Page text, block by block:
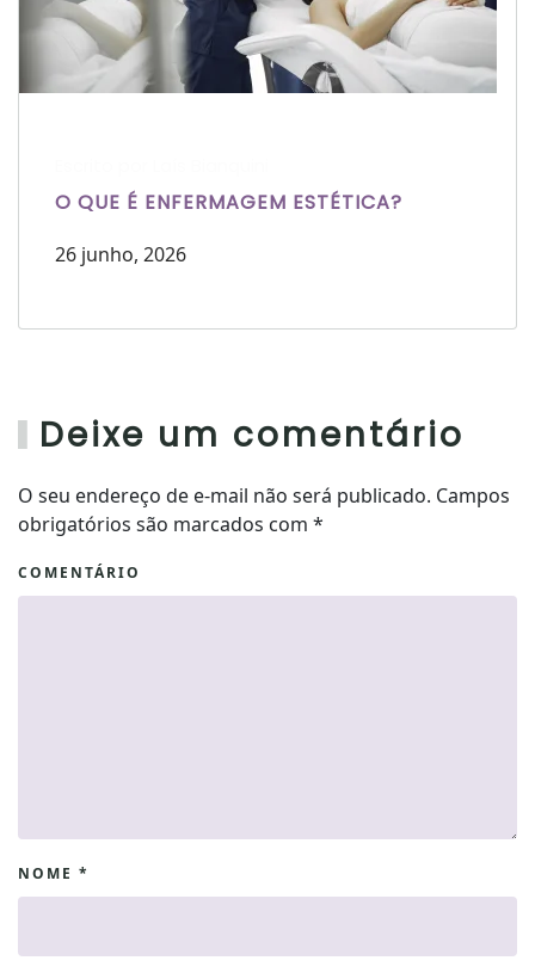
O QUE É ENFERMAGEM ESTÉTICA?
26 junho, 2026
Deixe um comentário
O seu endereço de e-mail não será publicado. Campos
obrigatórios são marcados com *
COMENTÁRIO
NOME *